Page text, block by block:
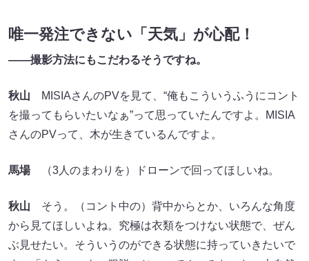
唯一発注できない「天気」が心配！
――撮影方法にもこだわるそうですね。
秋山 MISIAさんのPVを見て、“俺もこういうふうにコント
を撮ってもらいたいなぁ”って思っていたんですよ。MISIA
さんのPVって、木が生きているんですよ。
馬場（3人のまわりを）ドローンで回ってほしいね。
秋山 そう。（コント中の）背中からとか、いろんな角度
から見てほしいよね。究極は衣類をつけない状態で、ぜん
ぶ見せたい。そういうのができる状態に持っていきたいで